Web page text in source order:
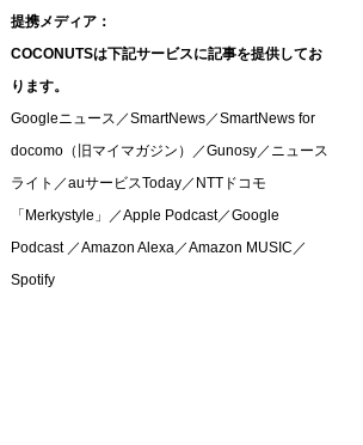
提携メディア：
COCONUTSは下記サービスに記事を提供してお
ります。
Googleニュース／SmartNews／SmartNews for
docomo（旧マイマガジン）／Gunosy／ニュース
ライト／auサービスToday／NTTドコモ
「Merkystyle」／Apple Podcast／Google
Podcast ／Amazon Alexa／Amazon MUSIC／
Spotify